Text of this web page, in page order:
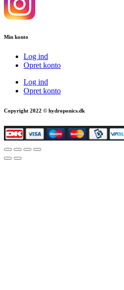
Min konto
Log ind
Opret konto
Log ind
Opret konto
Copyright 2022 © hydroponics.dk